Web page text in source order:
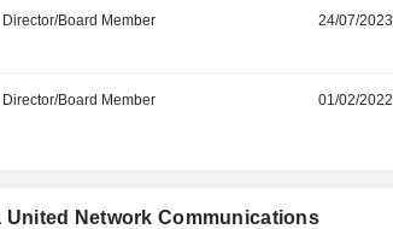
Director/Board Member 24/07/2023
Director/Board Member 01/02/2022
Network Communications